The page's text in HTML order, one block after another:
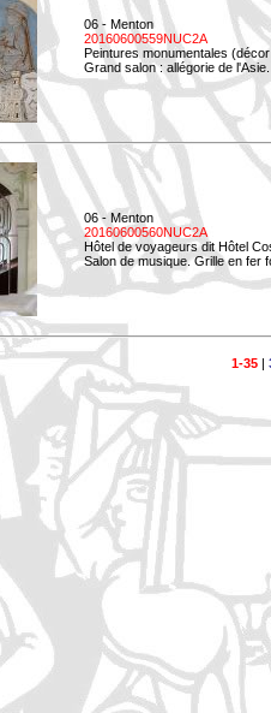
06 - Menton
20160600559NUC2A
Peintures monumentales
Grand salon : allégorie de l'Asie.
06 - Menton
20160600560NUC2A
Hôtel de voyageurs dit Hôtel
Salon de musique. Grille en fer
1-35|